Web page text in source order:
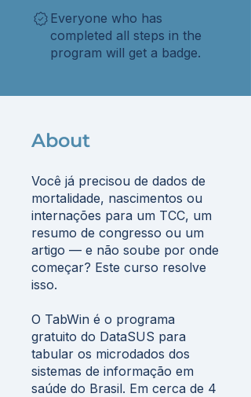
Everyone who has
completed all steps in the
program will get a badge.
About
Você já precisou de dados de
mortalidade, nascimentos ou
internações para um TCC, um
resumo de congresso ou um
artigo — e não soube por onde
começar? Este curso resolve
isso.
O TabWin é o programa
gratuito do DataSUS para
tabular os microdados dos
sistemas de informação em
saúde do Brasil. Em cerca de 4